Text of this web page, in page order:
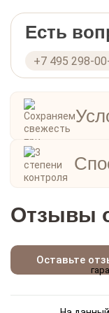
Есть
+7 495 298-
Отзывы
Оставьте